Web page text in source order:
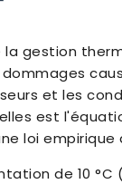
la gestion
et les
est
loi empirique
de 10